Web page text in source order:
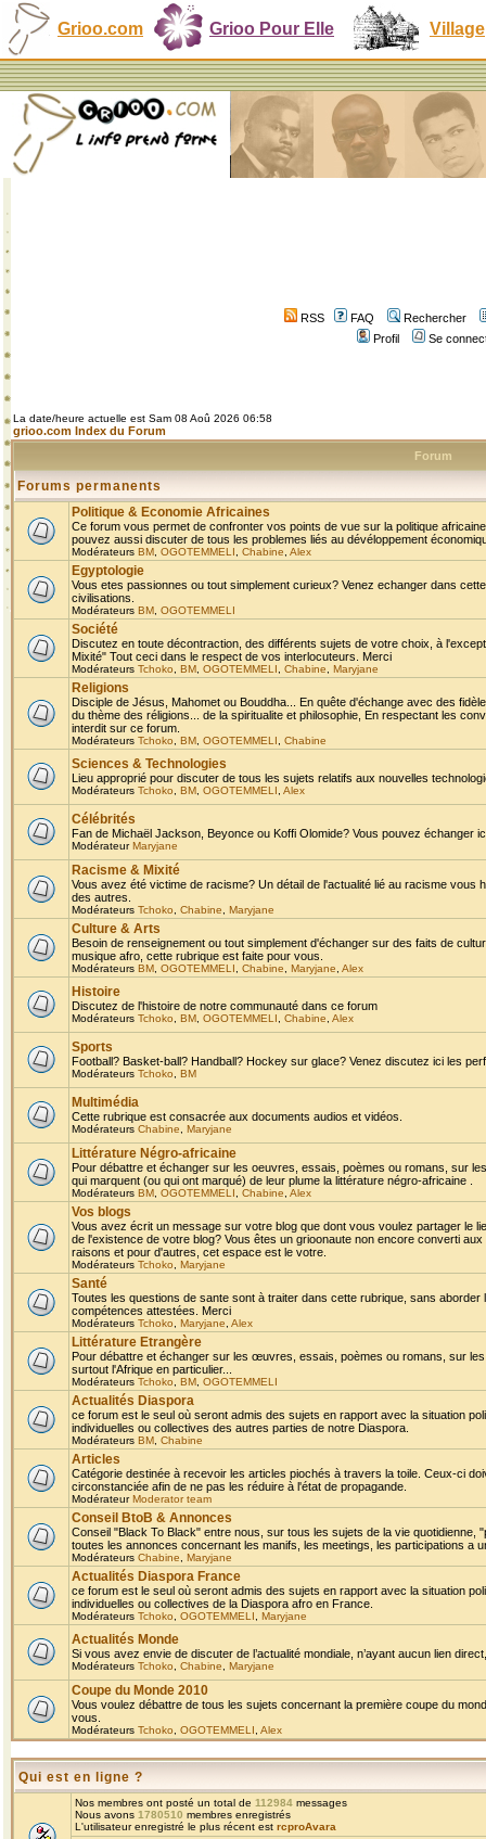
Grioo.com Grioo Pour Elle Village
RSS FAQ
Rechercher
Profil
Se
La date/heure actuelle est Sam 08 Aoû 2026 06:58
grioo.com Index du Forum
Forum
Forums permanents
Politique & Economie Africaines
Ce forum vous permet de confronter vos points de vue sur la politique
pouvez aussi discuter de tous les problemes liés au dévéloppement
Modérateurs BM OGOTEMMELI Chabine Alex
Egyptologie
Vous etes passionnes ou tout simplement curieux? Venez echanger dans
civilisations.
Modérateurs BM OGOTEMMELI
Société
Discutez en toute décontraction, des différents sujets de votre choix, à
Mixité" Tout ceci dans le respect de vos interlocuteurs. Merci
Modérateurs Tchoko BM OGOTEMMELI Chabine Maryjane
Religions
Disciple de Jésus, Mahomet ou Bouddha... En quête d'échange avec des
du thème des réligions... de la spiritualite et philosophie, En respectant les
interdit sur ce forum.
Modérateurs Tchoko BM OGOTEMMELI Chabine
Sciences & Technologies
Lieu approprié pour discuter de tous les sujets relatifs aux nouvelles
Modérateurs Tchoko BM OGOTEMMELI Alex
Célébrités
Fan de Michaël Jackson, Beyonce ou Koffi Olomide? Vous pouvez échanger
ModérateurMaryjane
Racisme & Mixité
Vous avez été victime de racisme? Un détail de l'actualité lié au racisme
des autres.
Modérateurs Tchoko Chabine Maryjane
Culture & Arts
Besoin de renseignement ou tout simplement d'échanger sur des faits de
musique afro, cette rubrique est faite pour vous.
Modérateurs BM OGOTEMMELI Chabine Maryjane Alex
Histoire
Discutez de l'histoire de notre communauté dans ce forum
Modérateurs Tchoko BM OGOTEMMELI Chabine Alex
Sports
Football? Basket-ball? Handball? Hockey sur glace? Venez discutez ici les
Modérateurs Tchoko BM
Multimédia
Cette rubrique est consacrée aux documents audios et vidéos.
Modérateurs Chabine Maryjane
Littérature Négro-africaine
Pour débattre et échanger sur les oeuvres, essais, poèmes ou romans, sur
qui marquent (ou qui ont marqué) de leur plume la littérature négro-africaine .
Modérateurs BM OGOTEMMELI Chabine Alex
Vos blogs
Vous avez écrit un message sur votre blog que dont vous voulez partager le
de l'existence de votre blog? Vous êtes un grioonaute non encore converti
raisons et pour d'autres, cet espace est le votre.
Modérateurs Tchoko Maryjane
Santé
Toutes les questions de sante sont à traiter dans cette rubrique, sans
compétences attestées. Merci
Modérateurs Tchoko Maryjane Alex
Littérature Etrangère
Pour débattre et échanger sur les œuvres, essais, poèmes ou romans, sur
surtout l'Afrique en particulier...
Modérateurs Tchoko BM OGOTEMMELI
Actualités Diaspora
ce forum est le seul où seront admis des sujets en rapport avec la situation
individuelles ou collectives des autres parties de notre Diaspora.
Modérateurs BM Chabine
Articles
Catégorie destinée à recevoir les articles piochés à travers la toile. Ceux-ci
circonstanciée afin de ne pas les réduire à l'état de propagande.
ModérateurModerator team
Conseil BtoB & Annonces
Conseil "Black To Black" entre nous, sur tous les sujets de la vie
toutes les annonces concernant les manifs, les meetings, les participations a
Modérateurs Chabine Maryjane
Actualités Diaspora France
ce forum est le seul où seront admis des sujets en rapport avec la situation
individuelles ou collectives de la Diaspora afro en France.
Modérateurs Tchoko OGOTEMMELI Maryjane
Actualités Monde
Si vous avez envie de discuter de l’actualité mondiale, n’ayant aucun lien
Modérateurs Tchoko Chabine Maryjane
Coupe du Monde 2010
Vous voulez débattre de tous les sujets concernant la première coupe du
vous.
Modérateurs Tchoko OGOTEMMELI Alex
Qui est en ligne ?
Nos membres ont posté un total de 112984 messages
Nous avons 1780510 membres enregistrés
L'utilisateur enregistré le plus récent est rcproAvara